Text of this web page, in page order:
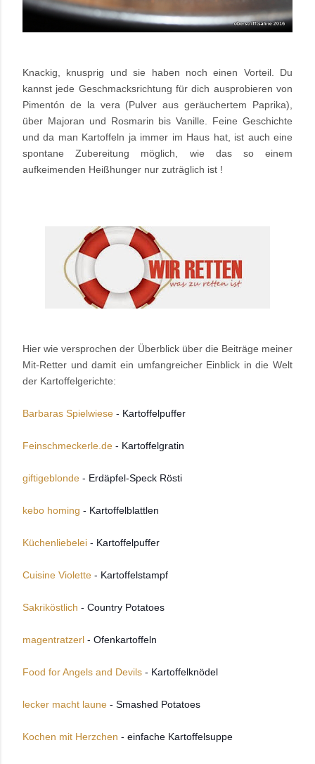
Knackig, knusprig und sie haben noch einen Vorteil. Du
kannst jede Geschmacksrichtung für dich ausprobieren von
Pimentón de la vera (Pulver aus geräuchertem Paprika),
über Majoran und Rosmarin bis Vanille. Feine Geschichte
und da man Kartoffeln ja immer im Haus hat, ist auch eine
spontane Zubereitung möglich, wie das so einem
aufkeimenden Heißhunger nur zuträglich ist !
Hier wie versprochen der Überblick über die Beiträge meiner
Mit-Retter und damit ein umfangreicher Einblick in die Welt
der Kartoffelgerichte:
Barbaras Spielwiese - Kartoffelpuffer
Feinschmeckerle.de - Kartoffelgratin
giftigeblonde - Erdäpfel-Speck Rösti
kebo homing - Kartoffelblattlen
Küchenliebelei - Kartoffelpuffer
Cuisine Violette - Kartoffelstampf
Sakriköstlich - Country Potatoes
magentratzerl - Ofenkartoffeln
Food for Angels and Devils - Kartoffelknödel
lecker macht laune - Smashed Potatoes
Kochen mit Herzchen - einfache Kartoffelsuppe